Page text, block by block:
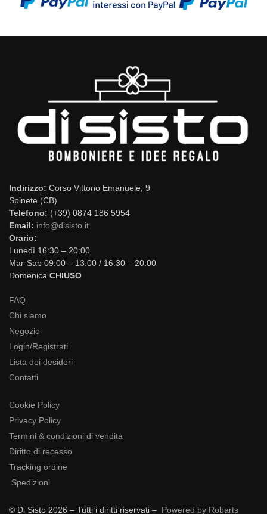
Indirizzo: Corso Vittorio Emanuele, 9
Spinete (CB)
Telefono: (+39) 0874 186 5954
Email: info@disisto.it
Orario:
Lunedì 16:30 – 20:00
Mar-Sab 09:00 – 13:00 / 16:30 – 20:00
Domenica CHIUSO
FAQ
Chi siamo
Negozio
Login/Registrati
Lista dei desideri
Contatti
Cookie Policy
Privacy Policy
Termini & condizioni di vendita
Diritto di recesso
Tracking ordine
Spedizioni
© Di Sisto 2026 – Tutti i diritti riservati – Powered by Robarts